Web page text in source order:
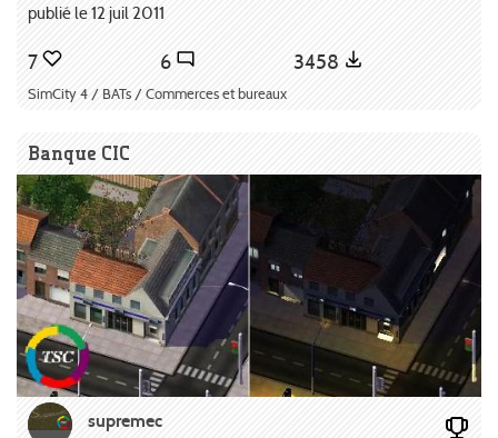
publié le 12 juil 2011
7 6 3458
SimCity 4 / BATs / Commerces et bureaux
Banque CIC
supremec